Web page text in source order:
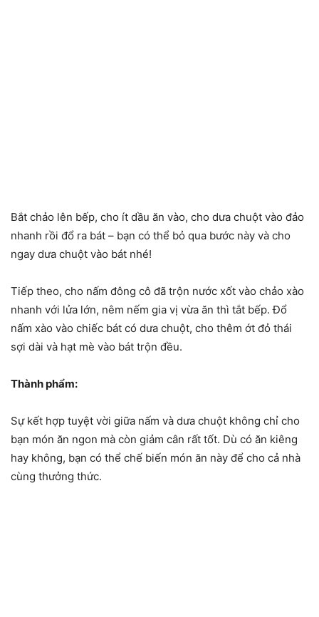
Bắt chảo lên bếp, cho ít dầu ăn vào, cho dưa chuột vào đảo
nhanh rồi đổ ra bát – bạn có thể bỏ qua bước này và cho
ngay dưa chuột vào bát nhé!
Tiếp theo, cho nấm đông cô đã trộn nước xốt vào chảo xào
nhanh với lửa lớn, nêm nếm gia vị vừa ăn thì tắt bếp. Đổ
nấm xào vào chiếc bát có dưa chuột, cho thêm ớt đỏ thái
sợi dài và hạt mè vào bát trộn đều.
Thành phẩm:
Sự kết hợp tuyệt vời giữa nấm và dưa chuột không chỉ cho
bạn món ăn ngon mà còn giảm cân rất tốt. Dù có ăn kiêng
hay không, bạn có thể chế biến món ăn này để cho cả nhà
cùng thưởng thức.